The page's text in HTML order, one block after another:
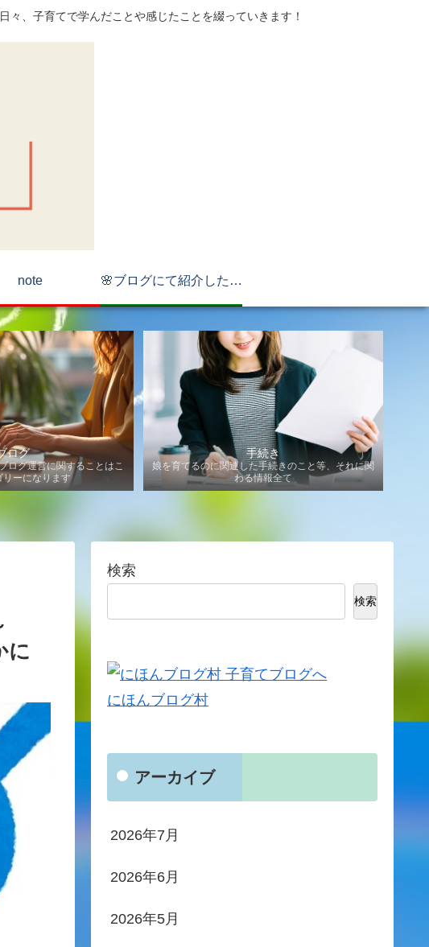
、子育てで学んだことや感じたことを綴っていきます！
note 🌸ブログにて紹介したもの🌸
ログ
ログ運営に関することはこ
リーになります
手続き
娘を育てるのに関連した手続きのこと等、それに関
わる情報全て
に
検索
検索
にほんブログ村
アーカイブ
2026年7月
2026年6月
2026年5月